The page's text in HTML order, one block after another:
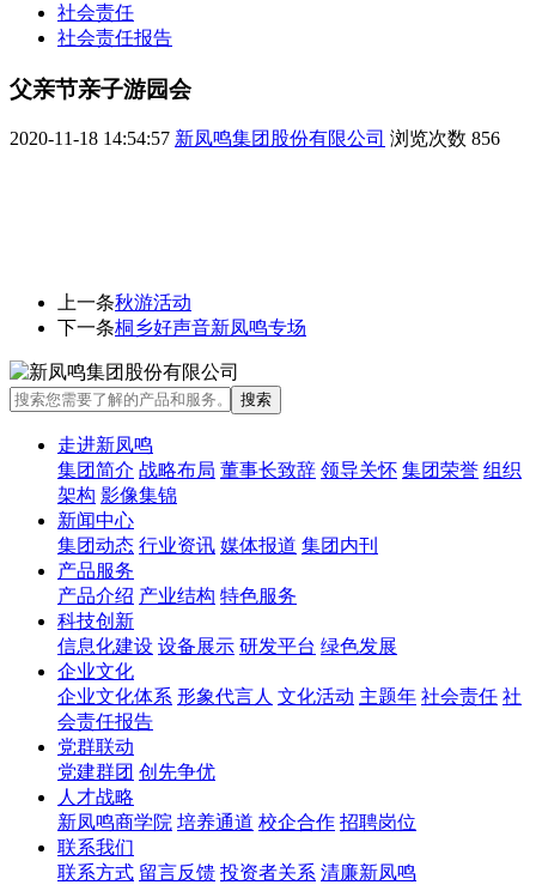
社会责任
社会责任报告
父亲节亲子游园会
2020-11-18 14:54:57 新凤鸣集团股份有限公司 浏览次数 856
上一条秋游活动
下一条桐乡好声音新凤鸣专场
走进新凤鸣
集团简介 战略布局 董事长致辞 领导关怀 集团荣誉 组织
架构 影像集锦
新闻中心
集团动态 行业资讯 媒体报道 集团内刊
产品服务
产品介绍 产业结构 特色服务
科技创新
信息化建设 设备展示 研发平台 绿色发展
企业文化
企业文化体系 形象代言人 文化活动 主题年 社会责任 社
会责任报告
党群联动
党建群团 创先争优
人才战略
新凤鸣商学院 培养通道 校企合作 招聘岗位
联系我们
联系方式 留言反馈 投资者关系 清廉新凤鸣